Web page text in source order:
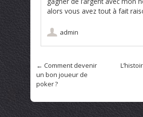
alors vous avez tout à fait
admin
Poster navigation
← Comment devenir
un bon joueur de
poker ?